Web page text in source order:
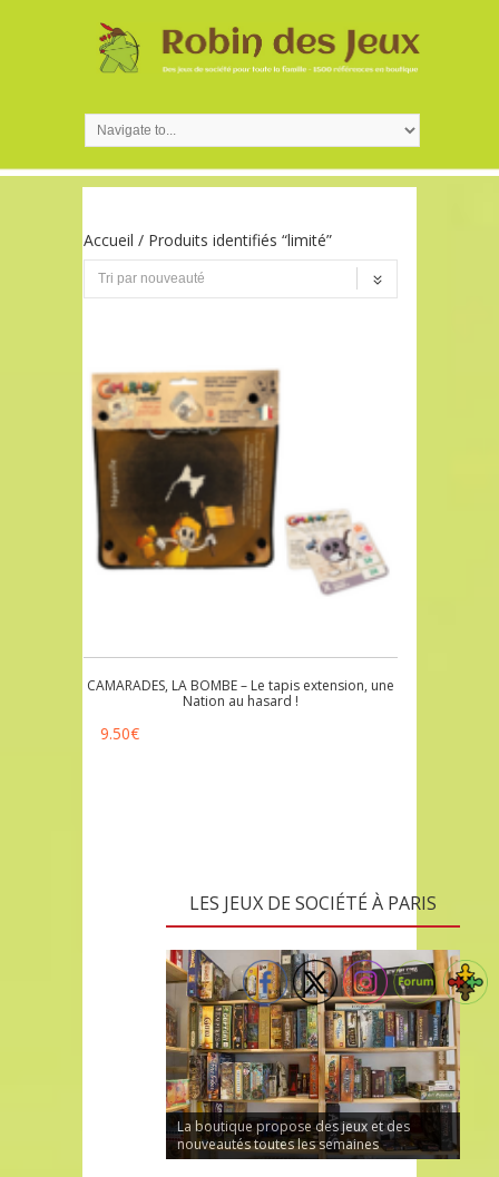
Accueil / Produits identifiés “limité”
CAMARADES, LA BOMBE – Le tapis extension, une
Nation au hasard !
9.50€
LES JEUX DE SOCIÉTÉ À PARIS
La boutique propose des jeux et des
nouveautés toutes les semaines